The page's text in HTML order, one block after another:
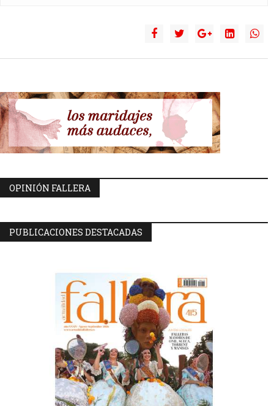
OPINIÓN FALLERA
PUBLICACIONES DESTACADAS